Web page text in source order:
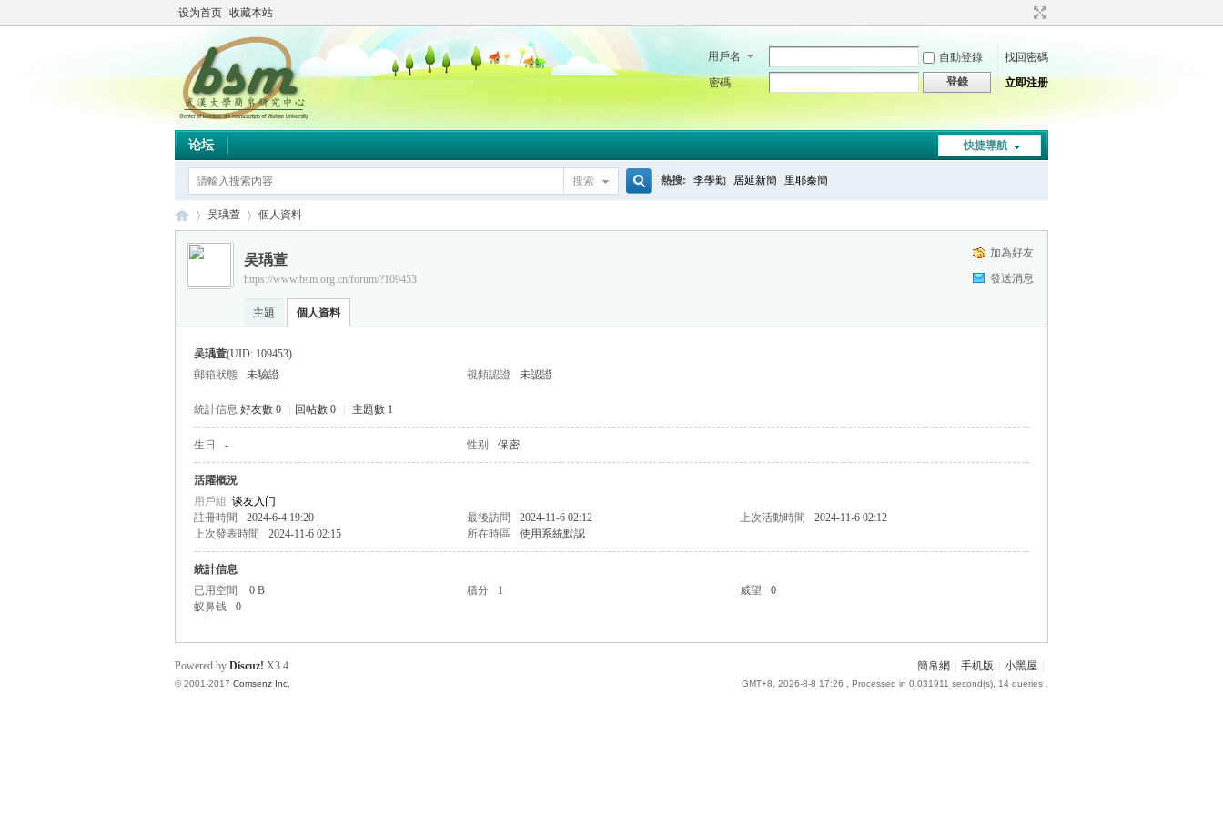
设为首页 收藏本站
用戶名 自動登錄
找回密碼
密碼
登錄 立即注册
快捷導航
论坛
搜索 熱搜: 李學勤 居延新簡 里耶秦簡
›
吴瑀萱 個人資料
加為好友
發送消息
吴瑀萱
https://www.bsm.org.cn/forum/?109453
主題 個人資料
吴瑀萱(UID: 109453)
郵箱狀態
未驗證 視頻認證 未認證
統計信息 好友數 0 回帖數 0 主題數 1
生日 - 性别 保密
活躍概況
用戶組 谈友入门
註冊時間
2024-6-4 19:20 最後訪問 2024-11-6 02:12 上次活動時間
2024-11-6 02:12
上次發表時間
2024-11-6 02:15 所在時區 使用系統默認
統計信息
已用空間
0 B 積分 1 威望
0
蚁鼻钱
0
簡帛網 手机版 小黑屋
GMT+8, 2026-8-8 17:26 , Processed in 0.031911 second(s), 14 queries .
Powered by Discuz! X3.4
© 2001-2017 Comsenz Inc.